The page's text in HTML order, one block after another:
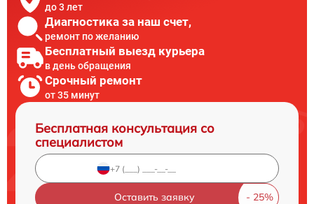
до 3 лет
Диагностика за наш счет,
ремонт по желанию
Бесплатный выезд курьера
в день обращения
Срочный ремонт
от 35 минут
Бесплатная консультация со
специалистом
Оставить заявку